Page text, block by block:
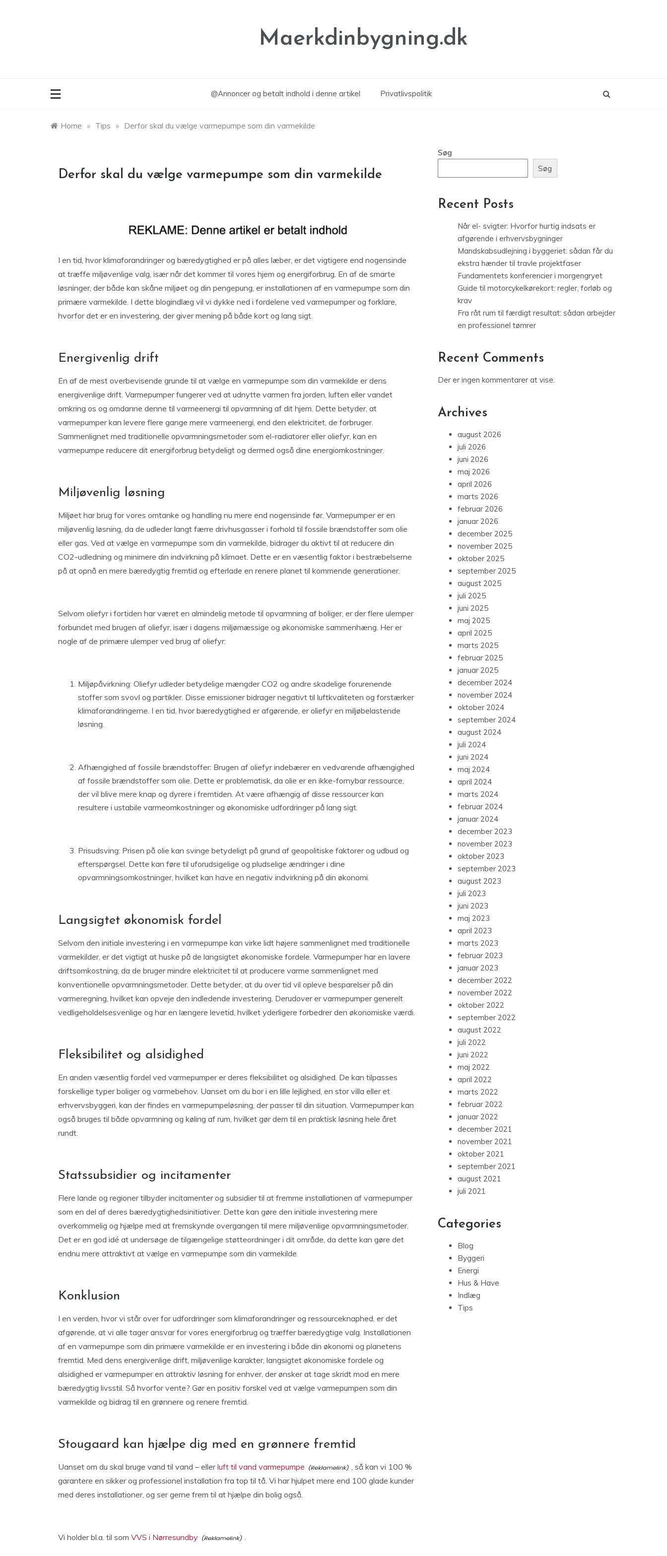
Maerkdinbygning.dk
@Annoncer og betalt indhold i denne artikel Privatlivspolitik
Home » Tips » Derfor skal du vælge varmepumpe som din varmekilde
Derfor skal du vælge varmepumpe som din varmekilde
I en tid, hvor klimaforandringer og bæredygtighed er på alles læber, er det vigtigere end nogensinde
at træffe miljøvenlige valg, især når det kommer til vores hjem og energiforbrug. En af de smarte
løsninger, der både kan skåne miljøet og din pengepung, er installationen af en varmepumpe som din
primære varmekilde. I dette blogindlæg vil vi dykke ned i fordelene ved varmepumper og forklare,
hvorfor det er en investering, der giver mening på både kort og lang sigt.
Energivenlig drift
En af de mest overbevisende grunde til at vælge en varmepumpe som din varmekilde er dens
energivenlige drift. Varmepumper fungerer ved at udnytte varmen fra jorden, luften eller vandet
omkring os og omdanne denne til varmeenergi til opvarmning af dit hjem. Dette betyder, at
varmepumper kan levere flere gange mere varmeenergi, end den elektricitet, de forbruger.
Sammenlignet med traditionelle opvarmningsmetoder som el-radiatorer eller oliefyr, kan en
varmepumpe reducere dit energiforbrug betydeligt og dermed også dine energiomkostninger.
Miljøvenlig løsning
Miljøet har brug for vores omtanke og handling nu mere end nogensinde før. Varmepumper er en
miljøvenlig løsning, da de udleder langt færre drivhusgasser i forhold til fossile brændstoffer som olie
eller gas. Ved at vælge en varmepumpe som din varmekilde, bidrager du aktivt til at reducere din
CO2-udledning og minimere din indvirkning på klimaet. Dette er en væsentlig faktor i bestræbelserne
på at opnå en mere bæredygtig fremtid og efterlade en renere planet til kommende generationer.
Selvom oliefyr i fortiden har været en almindelig metode til opvarmning af boliger, er der flere ulemper
forbundet med brugen af oliefyr, især i dagens miljømæssige og økonomiske sammenhæng. Her er
nogle af de primære ulemper ved brug af oliefyr:
Miljøpåvirkning: Oliefyr udleder betydelige mængder CO2 og andre skadelige forurenende
stoffer som svovl og partikler. Disse emissioner bidrager negativt til luftkvaliteten og forstærker
klimaforandringerne. I en tid, hvor bæredygtighed er afgørende, er oliefyr en miljøbelastende
løsning.
Afhængighed af fossile brændstoffer: Brugen af oliefyr indebærer en vedvarende afhængighed
af fossile brændstoffer som olie. Dette er problematisk, da olie er en ikke-fornybar ressource,
der vil blive mere knap og dyrere i fremtiden. At være afhængig af disse ressourcer kan
resultere i ustabile varmeomkostninger og økonomiske udfordringer på lang sigt.
Prisudsving: Prisen på olie kan svinge betydeligt på grund af geopolitiske faktorer og udbud og
efterspørgsel. Dette kan føre til uforudsigelige og pludselige ændringer i dine
opvarmningsomkostninger, hvilket kan have en negativ indvirkning på din økonomi.
Langsigtet økonomisk fordel
Selvom den initiale investering i en varmepumpe kan virke lidt højere sammenlignet med traditionelle
varmekilder, er det vigtigt at huske på de langsigtet økonomiske fordele. Varmepumper har en lavere
driftsomkostning, da de bruger mindre elektricitet til at producere varme sammenlignet med
konventionelle opvarmningsmetoder. Dette betyder, at du over tid vil opleve besparelser på din
varmeregning, hvilket kan opveje den indledende investering. Derudover er varmepumper generelt
vedligeholdelsesvenlige og har en længere levetid, hvilket yderligere forbedrer den økonomiske værdi.
Fleksibilitet og alsidighed
En anden væsentlig fordel ved varmepumper er deres fleksibilitet og alsidighed. De kan tilpasses
forskellige typer boliger og varmebehov. Uanset om du bor i en lille lejlighed, en stor villa eller et
erhvervsbyggeri, kan der findes en varmepumpeløsning, der passer til din situation. Varmepumper kan
også bruges til både opvarmning og køling af rum, hvilket gør dem til en praktisk løsning hele året
rundt.
Statssubsidier og incitamenter
Flere lande og regioner tilbyder incitamenter og subsidier til at fremme installationen af varmepumper
som en del af deres bæredygtighedsinitiativer. Dette kan gøre den initiale investering mere
overkommelig og hjælpe med at fremskynde overgangen til mere miljøvenlige opvarmningsmetoder.
Det er en god idé at undersøge de tilgængelige støtteordninger i dit område, da dette kan gøre det
endnu mere attraktivt at vælge en varmepumpe som din varmekilde.
Konklusion
I en verden, hvor vi står over for udfordringer som klimaforandringer og ressourceknaphed, er det
afgørende, at vi alle tager ansvar for vores energiforbrug og træffer bæredygtige valg. Installationen
af en varmepumpe som din primære varmekilde er en investering i både din økonomi og planetens
fremtid. Med dens energivenlige drift, miljøvenlige karakter, langsigtet økonomiske fordele og
alsidighed er varmepumper en attraktiv løsning for enhver, der ønsker at tage skridt mod en mere
bæredygtig livsstil. Så hvorfor vente? Gør en positiv forskel ved at vælge varmepumpen som din
varmekilde og bidrag til en grønnere og renere fremtid.
Stougaard kan hjælpe dig med en grønnere fremtid
Uanset om du skal bruge vand til vand – ellerluft til vand varmepumpe
, så kan vi 100 %
garantere en sikker og professionel installation fra top til tå. Vi har hjulpet mere end 100 glade kunder
med deres installationer, og ser gerne frem til at hjælpe din bolig også.
Vi holder bl.a. til som VVS i Nørresundby .
Søg
Søg
Recent Posts
Når el- svigter: Hvorfor hurtig indsats er
afgørende i erhvervsbygninger
Mandskabsudlejning i byggeriet: sådan får du
ekstra hænder til travle projektfaser
Fundamentets konferencier i morgengryet
Guide til motorcykelkørekort: regler, forløb og
krav
Fra råt rum til færdigt resultat: sådan arbejder
en professionel tømrer
Recent Comments
Der er ingen kommentarer at vise.
Archives
august 2026
juli 2026
juni 2026
maj 2026
april 2026
marts 2026
februar 2026
januar 2026
december 2025
november 2025
oktober 2025
september 2025
august 2025
juli 2025
juni 2025
maj 2025
april 2025
marts 2025
februar 2025
januar 2025
december 2024
november 2024
oktober 2024
september 2024
august 2024
juli 2024
juni 2024
maj 2024
april 2024
marts 2024
februar 2024
januar 2024
december 2023
november 2023
oktober 2023
september 2023
august 2023
juli 2023
juni 2023
maj 2023
april 2023
marts 2023
februar 2023
januar 2023
december 2022
november 2022
oktober 2022
september 2022
august 2022
juli 2022
juni 2022
maj 2022
april 2022
marts 2022
februar 2022
januar 2022
december 2021
november 2021
oktober 2021
september 2021
august 2021
juli 2021
Categories
Blog
Byggeri
Energi
Hus & Have
Indlæg
Tips